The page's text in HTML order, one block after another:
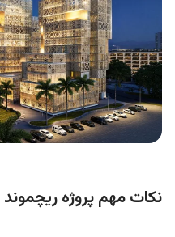
نکات مهم پروژه